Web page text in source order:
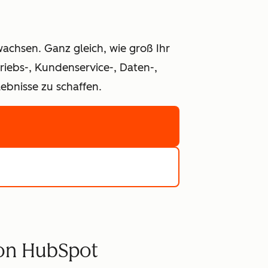
Ganz gleich, wie groß Ihr
, Kundenservice-, Daten-,
zu schaffen.
HubSpot